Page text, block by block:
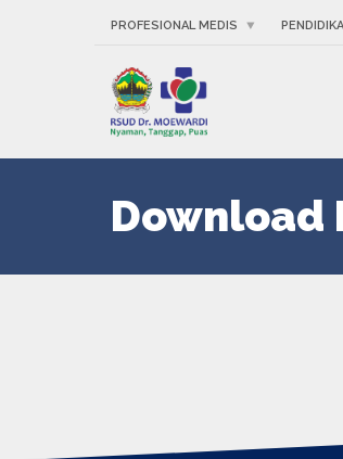
PROFESIONAL MEDIS
Download